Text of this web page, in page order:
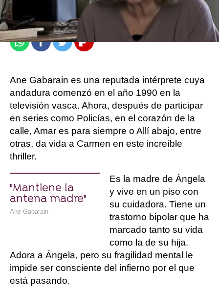
Publicado: 08 de julio de 2024, 10:45
WhatsappFacebook
TwitterFlipboard
Ane Gabarain es una reputada intérprete cuya
andadura comenzó en el año 1990 en la
televisión vasca. Ahora, después de participar
en series como Policías, en el corazón de la
calle, Amar es para siempre o Allí abajo, entre
otras, da vida a Carmen en este increíble
thriller.
"Mantiene la
antena madre"
Ane Gabarain
Es la madre de Ángela
y vive en un piso con
su cuidadora. Tiene un
trastorno bipolar que ha
marcado tanto su vida
como la de su hija.
Adora a Ángela, pero su fragilidad mental le
impide ser consciente del infierno por el que
está pasando.